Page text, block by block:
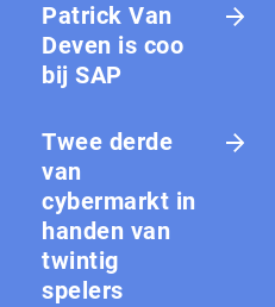
Patrick Van
Deven is coo
bij SAP
Twee derde
van
cybermarkt in
handen van
twintig
spelers